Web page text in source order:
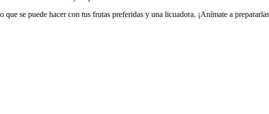
se puede hacer con tus frutas preferidas y una licuadora. ¡Anímate a